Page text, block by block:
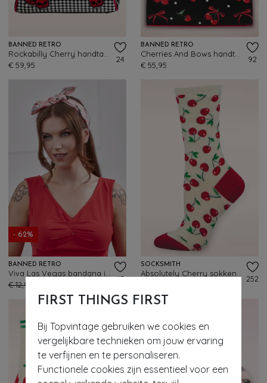
FIRST THINGS FIRST
Bij Topvintage gebruiken we cookies en
vergelijkbare technieken om jouw ervaring
te verfijnen en te personaliseren.
Functionele cookies zijn essentieel voor een
BANNED RETRO
€ 59,95
24
BANNED RETRO
€ 55,95
92
- 62%
BANNED RETRO
€ 12,95
43
SOCKSMITH
252